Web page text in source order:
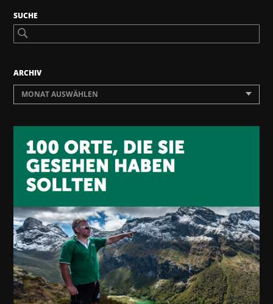
SUCHE
ARCHIV
MONAT AUSWÄHLEN